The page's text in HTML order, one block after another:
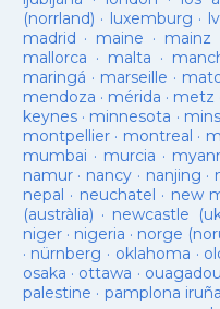
(norrland) · luxemburg ·
madrid · maine · mainz
mallorca · malta ·
maringá · marseille ·
mendoza · mérida · metz
keynes· minnesota ·
montpellier· montreal ·
mumbai · murcia ·
namur· nancy · nanjing ·
nepal · neuchatel · new
(austràlia) · newcastle
niger· nigeria · norge
· nürnberg · oklahoma ·
osaka · ottawa ·
palestine · pamplona iruña